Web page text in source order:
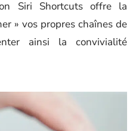
Siri Shortcuts offre la
» vos propres chaînes de
ainsi la convivialité